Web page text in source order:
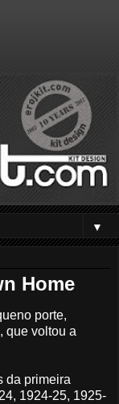
▼
Home
porte,
que voltou a
da primeira
1924-25, 1925-